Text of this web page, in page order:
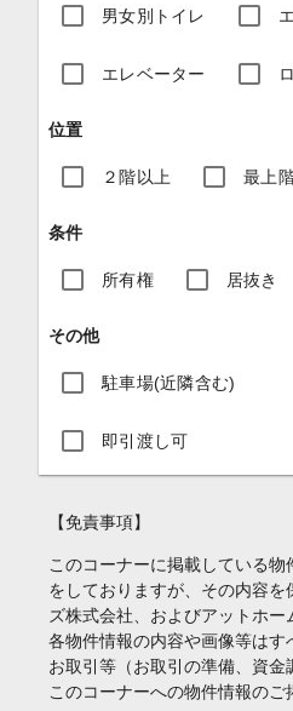
男女別トイレ
エレベーター
位置
２階以上 最上
条件
所有権 居抜き
その他
駐車場(近隣含む)
即引渡し可
【免責事項】
このコーナーに掲載している
をしておりますが、その内容
ズ株式会社、およびアットホー
各物件情報の内容や画像等はす
お取引等（お取引の準備、資
このコーナーへの物件情報の